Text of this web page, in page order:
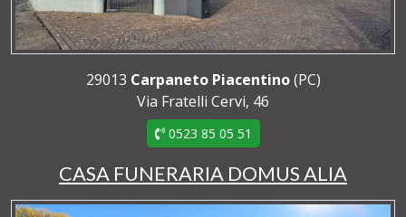
29013 Carpaneto Piacentino(PC)
Via Fratelli Cervi, 46
0523 85 05 51
CASA FUNERARIA DOMUS ALIA